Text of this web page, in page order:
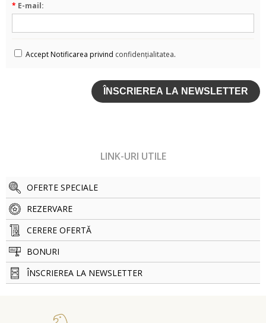
* E-mail:
Accept Notificarea privind confidențialitatea.
LINK-URI UTILE
OFERTE SPECIALE
REZERVARE
CERERE OFERTĂ
BONURI
ÎNSCRIEREA LA NEWSLETTER